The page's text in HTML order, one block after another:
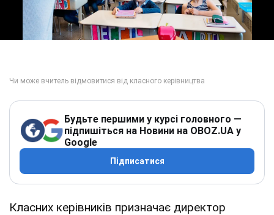
Будьте першими у курсі головного —
підпишіться на Новини на OBOZ.UA у
Google
Підписатися
Класних керівників призначає директор